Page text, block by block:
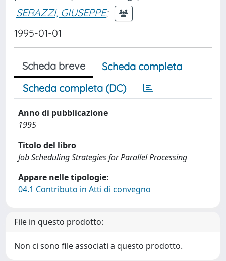
SERAZZI, GIUSEPPE;
1995-01-01
Scheda breve
Scheda completa
Scheda completa (DC)
Anno di pubblicazione
1995
Titolo del libro
Job Scheduling Strategies for Parallel Processing
Appare nelle tipologie:
04.1 Contributo in Atti di convegno
File in questo prodotto:
Non ci sono file associati a questo prodotto.